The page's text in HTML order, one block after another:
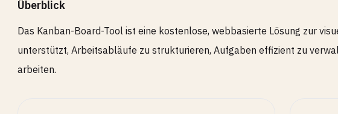
Überblick
Das Kanban-Board-Tool ist eine kostenlose, webbasierte Lösung zur
unterstützt, Arbeitsabläufe zu strukturieren, Aufgaben effizient zu
arbeiten.